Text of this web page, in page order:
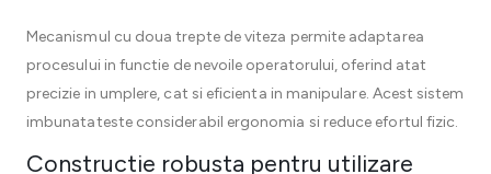
Mecanismul cu doua trepte de viteza permite adaptarea
procesului in functie de nevoile operatorului, oferind atat
precizie in umplere, cat si eficienta in manipulare. Acest sistem
imbunatateste considerabil ergonomia si reduce efortul fizic.
Constructie robusta pentru utilizare